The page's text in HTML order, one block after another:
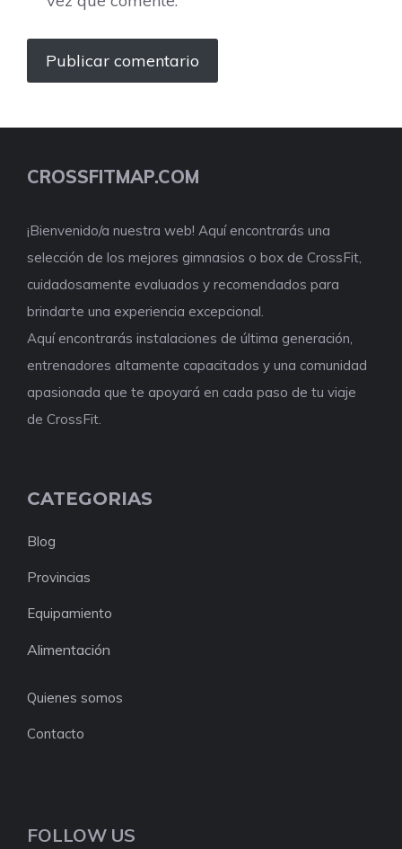
CROSSFITMAP.COM
¡Bienvenido/a nuestra web! Aquí encontrarás una
selección de los mejores gimnasios o box de CrossFit,
cuidadosamente evaluados y recomendados para
brindarte una experiencia excepcional.
Aquí encontrarás instalaciones de última generación,
entrenadores altamente capacitados y una comunidad
apasionada que te apoyará en cada paso de tu viaje
de CrossFit.
CATEGORIAS
Blog
Provincias
Equipamiento
Alimentación
Quienes somos
Contacto
FOLLOW US